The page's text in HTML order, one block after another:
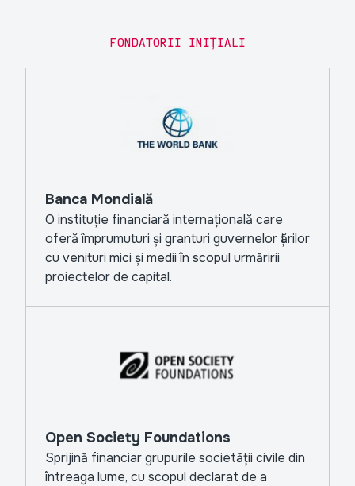
FONDATORII INIȚIALI
Banca Mondială
O instituție financiară internațională care
oferă împrumuturi și granturi guvernelor țărilor
cu venituri mici și medii în scopul urmăririi
proiectelor de capital.
Open Society Foundations
Sprijină financiar grupurile societății civile din
întreaga lume, cu scopul declarat de a